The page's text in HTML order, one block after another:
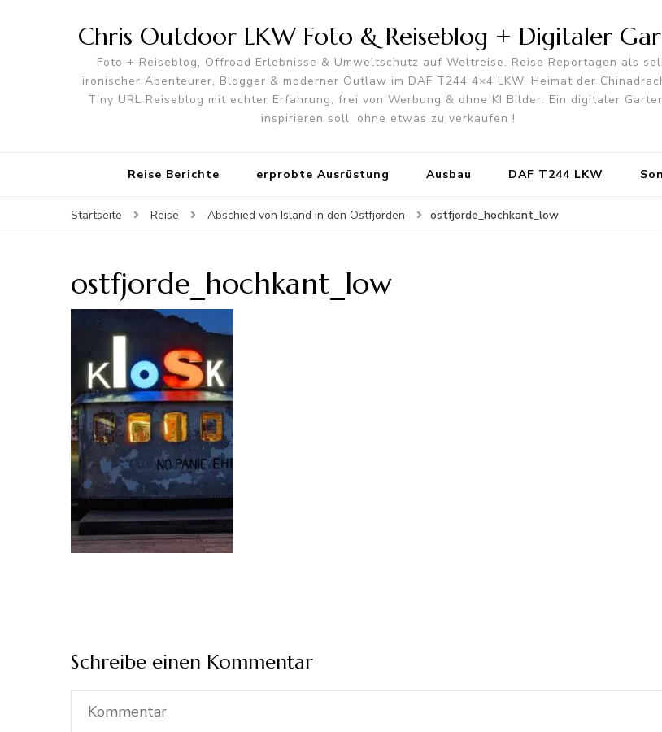
Chris Outdoor LKW Foto & Reiseblog + Digitaler
Foto + Reiseblog, Offroad Erlebnisse & Umweltschutz auf Weltreise. Reise Reportagen als
ironischer Abenteurer, Blogger & moderner Outlaw im DAF T244 4×4 LKW. Heimat der
Tiny URL Reiseblog mit echter Erfahrung, frei von Werbung & ohne KI Bilder. Ein digitaler
inspirieren soll, ohne etwas zu verkaufen !
Reise Berichte erprobte Ausrüstung Ausbau DAF T244 LKW
Startseite Reise Abschied von Island in den Ostfjorden ostfjorde_hochkant_low
ostfjorde_hochkant_low
Schreibe einen Kommentar